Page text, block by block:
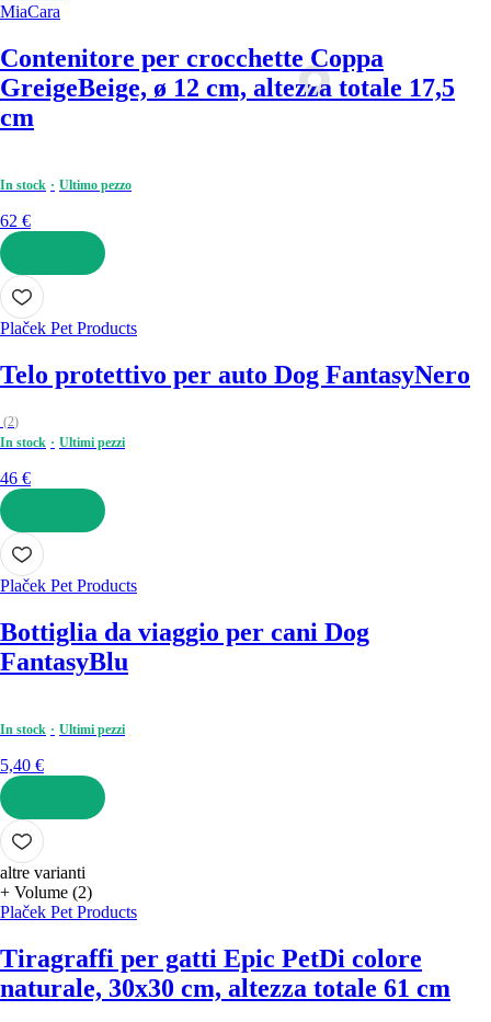
MiaCara
Contenitore per crocchette Coppa
GreigeBeige, ø 12 cm, altezza totale 17,5
cm
In stock Ultimo pezzo
62 €
AGGIUNGI
Plaček Pet Products
Telo protettivo per auto Dog FantasyNero
(2)
In stock
Ultimi pezzi
46 €
AGGIUNGI
Plaček Pet Products
Bottiglia da viaggio per cani Dog
FantasyBlu
In stock Ultimi pezzi
5,40 €
AGGIUNGI
altre varianti
+ Volume (2)
Plaček Pet Products
Tiragraffi per gatti Epic PetDi colore
naturale, 30x30 cm, altezza totale 61 cm